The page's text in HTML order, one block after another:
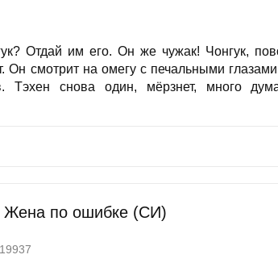
Отдай им его. Он же чужак! Чонгук,
Он смотрит на омегу с печальными
Тэхен снова один, мёрзнет, много
Жена по ошибке (СИ)